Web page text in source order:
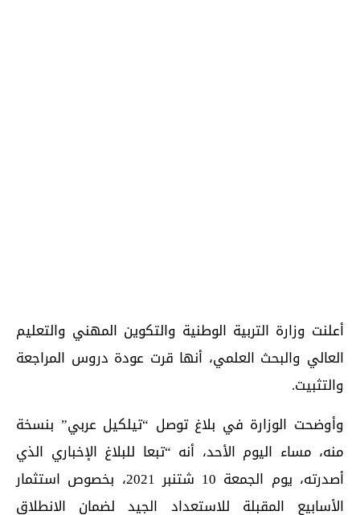
أعلنت وزارة التربية الوطنية والتكوين المهني والتعليم
العالي والبحث العلمي، أنها قرت عودة دروس المراجعة
والتثبيت.
وأوضحت الوزارة في بلاغ توصل “تيلكيل عربي” بنسخة
منه، مساء اليوم الأحد، أنه “تبعا للبلاغ الإخباري الذي
أصدرته، يوم الجمعة 10 شتنبر 2021، بخصوص استثمار
الأسابيع المقبلة للاستعداد الجيد لضمان الانطلاق